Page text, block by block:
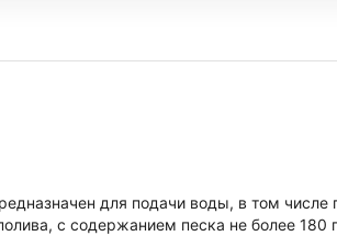
для подачи воды, в том числе
с содержанием песка не более 180